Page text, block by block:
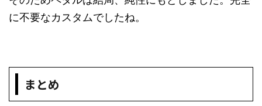
に不要なカスタムでしたね。
まとめ